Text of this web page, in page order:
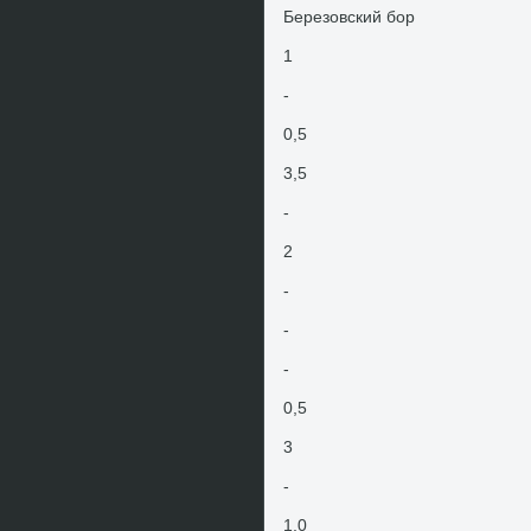
Березовский бор
1
-
0,5
3,5
-
2
-
-
-
0,5
3
-
1,0